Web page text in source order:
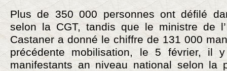
Plus de 350 000 personnes ont défilé
selon la CGT, tandis que le ministre de
Castaner a donné le chiffre de 131 000
précédente mobilisation, le 5 février, il
manifestants an niveau national selon la